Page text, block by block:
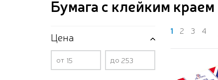
Бумага с клейким краем
Цена
от до
1 2 3 4